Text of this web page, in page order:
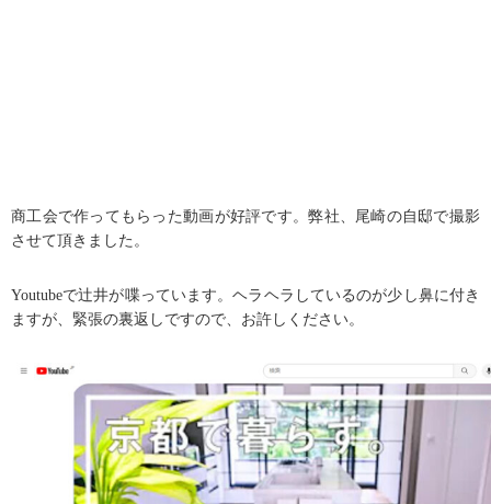
商工会で作ってもらった動画が好評です。弊社、尾崎の自邸で撮影
させて頂きました。
Youtubeで辻井が喋っています。ヘラヘラしているのが少し鼻に付き
ますが、緊張の裏返しですので、お許しください。